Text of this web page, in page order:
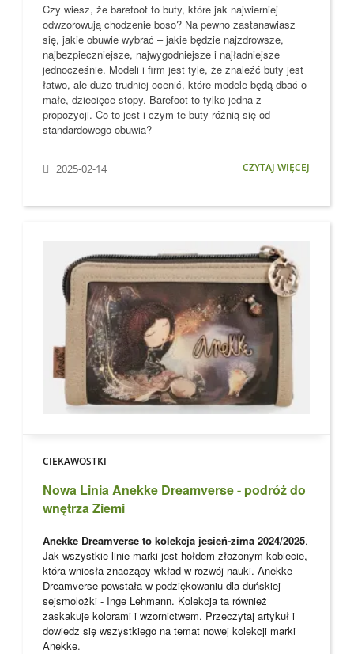
Czy wiesz, że barefoot to buty, które jak najwierniej
odwzorowują chodzenie boso? Na pewno zastanawiasz
się, jakie obuwie wybrać – jakie będzie najzdrowsze,
najbezpieczniejsze, najwygodniejsze i najładniejsze
jednocześnie. Modeli i firm jest tyle, że znaleźć buty jest
łatwo, ale dużo trudniej ocenić, które modele będą dbać o
małe, dziecięce stopy. Barefoot to tylko jedna z
propozycji. Co to jest i czym te buty różnią się od
standardowego obuwia?
2025-02-14 CZYTAJ WIĘCEJ
CIEKAWOSTKI
Nowa Linia Anekke Dreamverse - podróż do
wnętrza Ziemi
Anekke Dreamverse to kolekcja jesień-zima 2024/2025.
Jak wszystkie linie marki jest hołdem złożonym kobiecie,
która wniosła znaczący wkład w rozwój nauki. Anekke
Dreamverse powstała w podziękowaniu dla duńskiej
sejsmolożki - Inge Lehmann. Kolekcja ta również
zaskakuje kolorami i wzornictwem. Przeczytaj artykuł i
dowiedz się wszystkiego na temat nowej kolekcji marki
Anekke.